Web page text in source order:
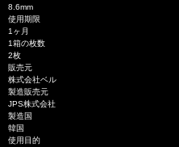
8.6mm
使用期限
1ヶ月
1箱の枚数
2枚
販売元
株式会社ベル
製造販売元
JPS株式会社
製造国
韓国
使用目的